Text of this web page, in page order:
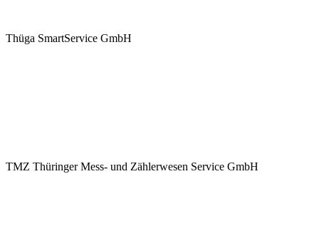
Thüga SmartService GmbH
TMZ Thüringer Mess- und Zählerwesen Service GmbH